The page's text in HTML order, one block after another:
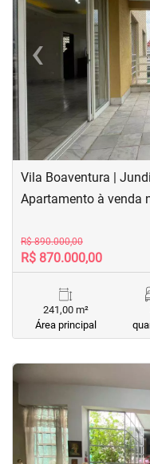
‹Previous
Vila Boaventura |
Apartamento à venda
R$ 890.000,00
R$ 870.000,00
241,00 m²
Área principal
<